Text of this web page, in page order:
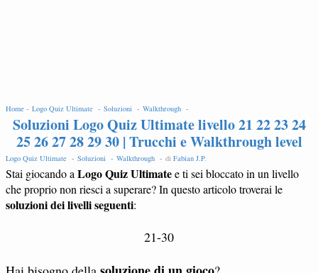
Home - Logo Quiz Ultimate - Soluzioni - Walkthrough -
Soluzioni Logo Quiz Ultimate livello 21 22 23 24
25 26 27 28 29 30 | Trucchi e Walkthrough level
Logo Quiz Ultimate - Soluzioni - Walkthrough - di Fabian J.P.
Stai giocando a Logo Quiz Ultimatee ti sei bloccato in un livello
che proprio non riesci a superare? In questo articolo troverai le
soluzioni dei livelli seguenti:
21-30